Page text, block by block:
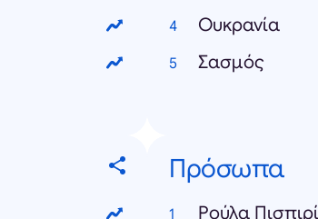
Ουκρανία
Σασμός
Πρόσωπα
Ρούλα